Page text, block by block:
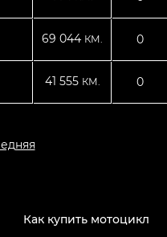
69 044 КМ. 0
41 555 КМ. 0
Как купить мотоцикл